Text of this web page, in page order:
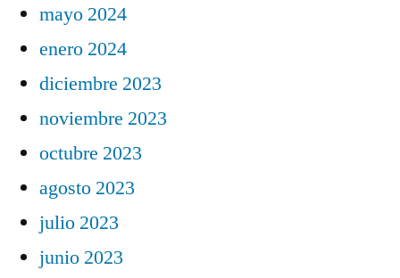
mayo 2024
enero 2024
diciembre 2023
noviembre 2023
octubre 2023
agosto 2023
julio 2023
junio 2023